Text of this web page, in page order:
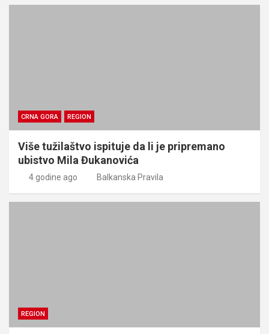
CRNA GORA REGION
Više tužilaštvo ispituje da li je pripremano
ubistvo Mila Đukanovića
4 godine ago Balkanska Pravila
REGION